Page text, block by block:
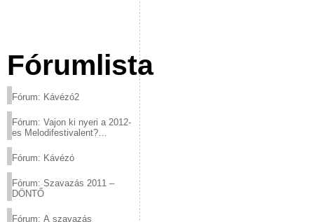
Fórumlista
Fórum: Kávézó2
Fórum: Vajon ki nyeri a 2012-
es Melodifestivalent?
Fórum: Kávézó
Fórum: Szavazás 2011 –
DÖNTŐ
Fórum: A szavazás